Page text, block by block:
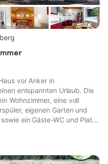
vor Anker in
entspannten Urlaub. Die
Wohnzimmer, eine voll
eigenen Garten und
ein Gäste-WC und Platz
Kinderbetten und eine
Die private Sauna steht